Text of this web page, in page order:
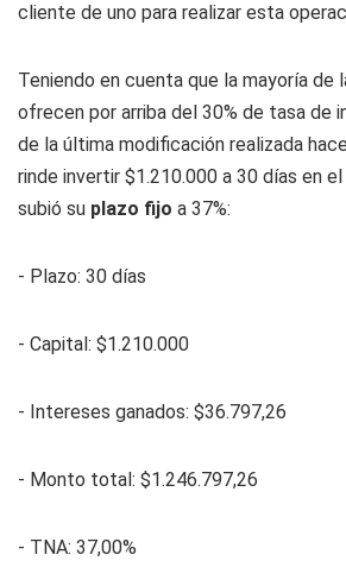
cliente de uno para realizar esta
Teniendo en cuenta que la mayoría de
ofrecen por arriba del 30% de tasa de
de la última modificación realizada
rinde invertir $1.210.000 a 30 días en
subió su plazo fijo a 37%:
- Plazo: 30 días
- Capital: $1.210.000
- Intereses ganados: $36.797,26
- Monto total: $1.246.797,26
- TNA: 37,00%